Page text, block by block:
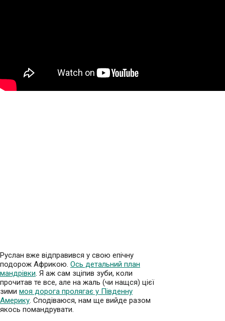
Руслан вже відправився у свою епічну
подорож Африкою. Ось детальний план
мандрівки. Я аж сам зціпив зуби, коли
прочитав те все, але на жаль (чи нащся) цієї
зими моя дорога пролягає у Південну
Америку. Сподіваюся, нам ще вийде разом
якось помандрувати.